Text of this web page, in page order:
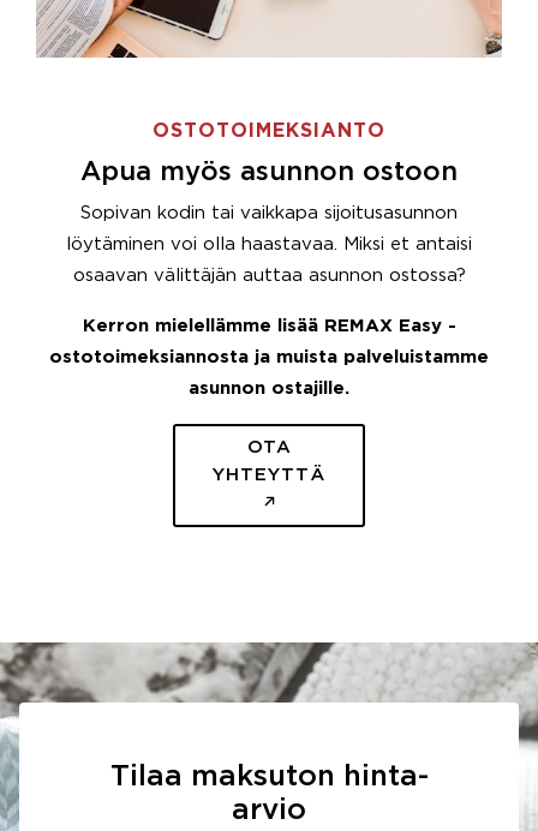
OSTOTOIMEKSIANTO
Apua myös asunnon ostoon
Sopivan kodin tai vaikkapa sijoitusasunnon
löytäminen voi olla haastavaa. Miksi et antaisi
osaavan välittäjän auttaa asunnon ostossa?
Kerron mielellämme lisää REMAX Easy -
ostotoimeksiannosta ja muista palveluistamme
asunnon ostajille.
OTA
YHTEYTTÄ
Tilaa maksuton hinta-
arvio